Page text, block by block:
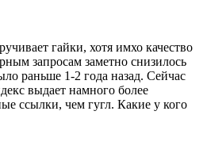
гайки, хотя имхо качество
запросам заметно снизилось
раньше 1-2 года назад. Сейчас
выдает намного более
ссылки, чем гугл. Какие у кого